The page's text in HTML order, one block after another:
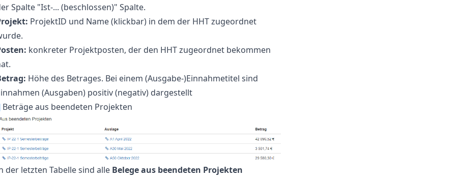
Spalte "Ist-... (beschlossen)" Spalte.
ProjektID und Name (klickbar) in dem der HHT zugeordnet
konkreter Projektposten, der den HHT zugeordnet bekommen
Höhe des Betrages. Bei einem (Ausgabe-)Einnahmetitel sind
(Ausgaben) positiv (negativ) dargestellt
Beträge aus beendeten Projekten
der letzten Tabelle sind alle Belege aus beendeten Projekten